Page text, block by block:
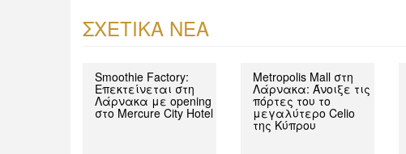
ΣΧΕΤΙΚΑ ΝΕΑ
Smoothie Factory:
Επεκτείνεται στη
Λάρνακα με opening
στο Mercure City Hotel
Metropolis Mall στη
Λάρνακα: Άνοιξε τις
πόρτες του το
μεγαλύτερο Celio
της Κύπρου